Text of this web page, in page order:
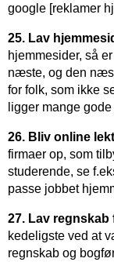
google [reklamer
25. Lav
hjemmesider, så
næste, og den
for folk, som ikke
ligger mange
26. Bliv online
firmaer op, som
studerende, se
passe jobbet
27. Lav regnskab
kedeligste ved at
regnskab og